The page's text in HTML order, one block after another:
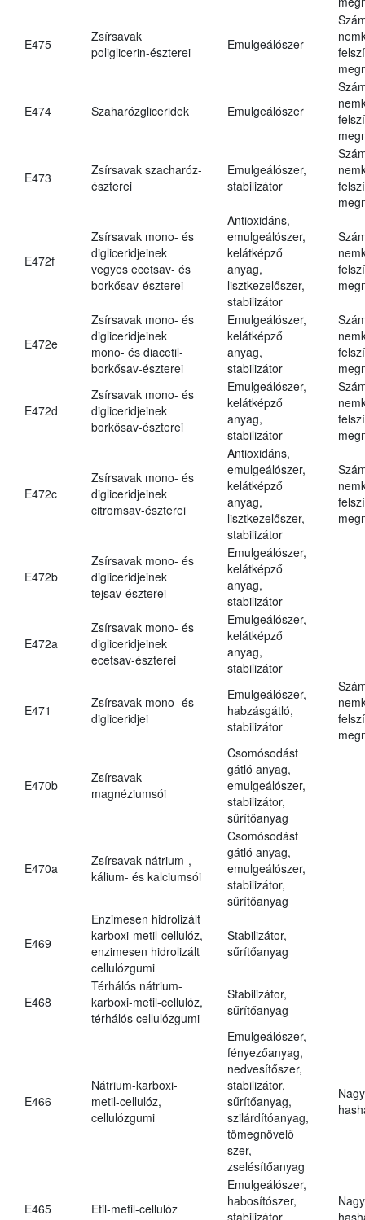
E475
Zsírsavak
poliglicerin-észterei
Emulgeálószer
E474 Szaharózgliceridek Emulgeálószer
E473
Zsírsavak szacharóz-
észterei
Emulgeálószer,
stabilizátor
E472f
Zsírsavak mono- és
digliceridjeinek
vegyes ecetsav- és
borkősav-észterei
Antioxidáns,
emulgeálószer,
kelátképző
anyag,
lisztkezelőszer,
stabilizátor
E472e
Zsírsavak mono- és
digliceridjeinek
mono- és diacetil-
borkősav-észterei
Emulgeálószer,
kelátképző
anyag,
stabilizátor
E472d
Zsírsavak mono- és
digliceridjeinek
borkősav-észterei
Emulgeálószer,
kelátképző
anyag,
stabilizátor
E472c
Zsírsavak mono- és
digliceridjeinek
citromsav-észterei
Antioxidáns,
emulgeálószer,
kelátképző
anyag,
lisztkezelőszer,
stabilizátor
E472b
Zsírsavak mono- és
digliceridjeinek
tejsav-észterei
Emulgeálószer,
kelátképző
anyag,
stabilizátor
E472a
Zsírsavak mono- és
digliceridjeinek
ecetsav-észterei
Emulgeálószer,
kelátképző
anyag,
stabilizátor
E471
Zsírsavak mono- és
digliceridjei
Emulgeálószer,
habzásgátló,
stabilizátor
E470b
Zsírsavak
magnéziumsói
Csomósodást
gátló anyag,
emulgeálószer,
stabilizátor,
sűrítőanyag
E470a
Zsírsavak nátrium-,
kálium- és kalciumsói
Csomósodást
gátló anyag,
emulgeálószer,
stabilizátor,
sűrítőanyag
E469
Enzimesen hidrolizált
karboxi-metil-cellulóz,
enzimesen hidrolizált
cellulózgumi
Stabilizátor,
sűrítőanyag
E468
Térhálós nátrium-
karboxi-metil-cellulóz,
térhálós cellulózgumi
Stabilizátor,
sűrítőanyag
E466
Nátrium-karboxi-
metil-cellulóz,
cellulózgumi
Emulgeálószer,
fényezőanyag,
nedvesítőszer,
stabilizátor,
sűrítőanyag,
szilárdítóanyag,
tömegnövelő
szer,
zselésítőanyag
E465 Etil-metil-cellulóz
Emulgeálószer,
habosítószer,
stabilizátor,